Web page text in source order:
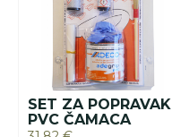
SET ZA POPRAVAK
PVC ČAMACA